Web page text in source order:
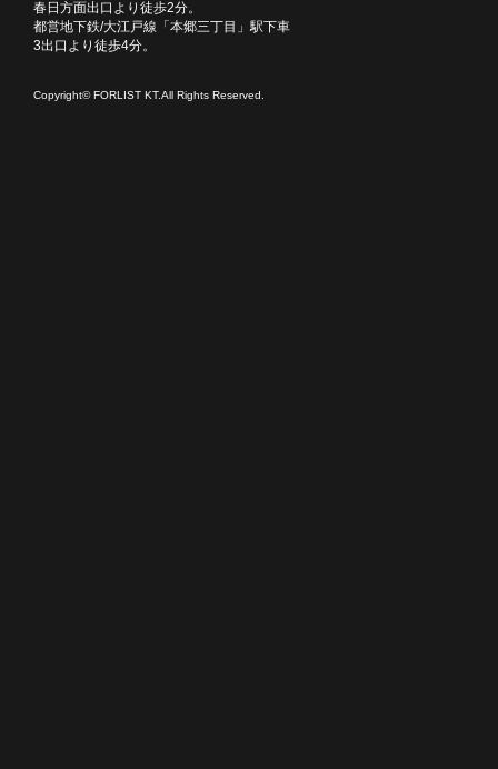
春日方面出口より徒歩2分。
都営地下鉄/大江戸線「本郷三丁目」駅下車
3出口より徒歩4分。
Copyright© FORLIST KT.All Rights Reserved.